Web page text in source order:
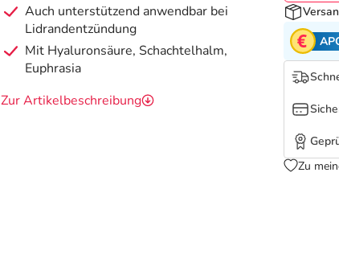
Auch unterstützend anwendbar bei
Lidrandentzündung
Mit Hyaluronsäure, Schachtelhalm,
Euphrasia
Zur Artikelbeschreibung
Zu